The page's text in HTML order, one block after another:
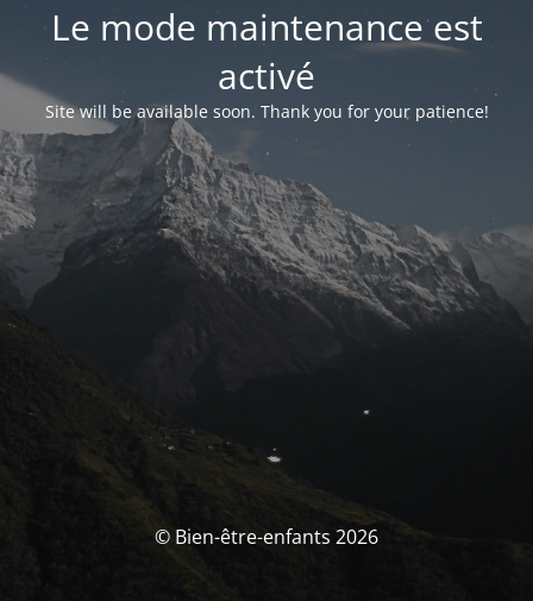
Le mode maintenance est
activé
Site will be available soon. Thank you for your patience!
© Bien-être-enfants 2026